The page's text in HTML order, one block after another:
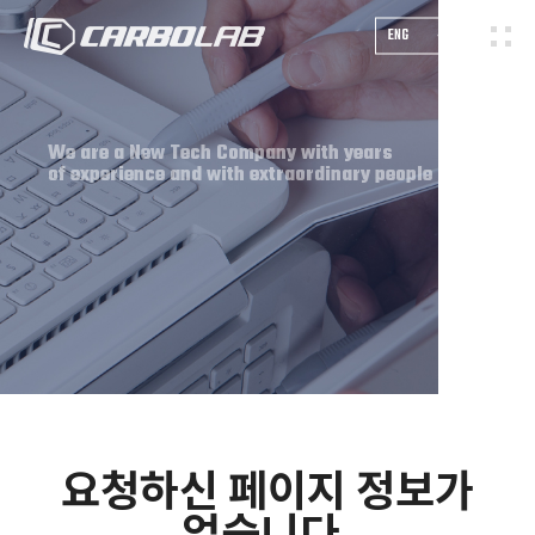
ENG
We are a New Tech Company with years
of experience and with extraordinary people
요청하신 페이지 정보가